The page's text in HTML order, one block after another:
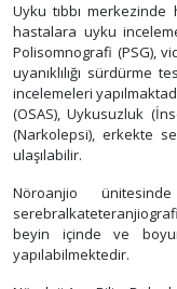
Uyku tıbbı
hastalara uyku
Polisomnografi (PSG),
uyanıklılığı sürdürme
incelemeleri
(OSAS), Uykusuzluk
(Narkolepsi), erkekte
ulaşılabilir.
Nöroanjio
beyin içinde ve
yapılabilmektedir.